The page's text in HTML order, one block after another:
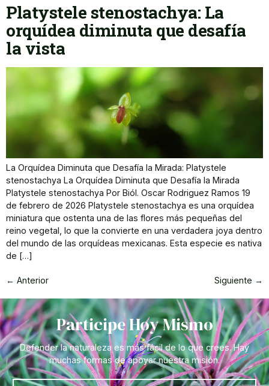
Platystele stenostachya: La
orquídea diminuta que desafía
la vista
La Orquídea Diminuta que Desafía la Mirada: Platystele
stenostachya La Orquídea Diminuta que Desafía la Mirada
Platystele stenostachya Por Biól. Oscar Rodriguez Ramos 19
de febrero de 2026 Platystele stenostachya es una orquídea
miniatura que ostenta una de las flores más pequeñas del
reino vegetal, lo que la convierte en una verdadera joya dentro
del mundo de las orquídeas mexicanas. Esta especie es nativa
de […]
← Anterior Siguiente →
Participe Hoy Mismo
Defender la naturaleza es más fácil de lo que crees. Hay
muchas formas de apoyar nuestra misión.